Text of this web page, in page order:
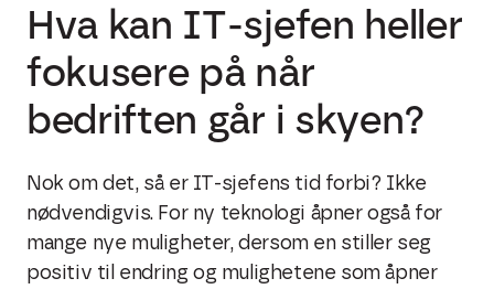
Hva kan IT-sjefen heller
fokusere på når
bedriften går i skyen?
Nok om det, så er IT-sjefens tid forbi? Ikke
nødvendigvis. For ny teknologi åpner også for
mange nye muligheter, dersom en stiller seg
positiv til endring og mulighetene som åpner